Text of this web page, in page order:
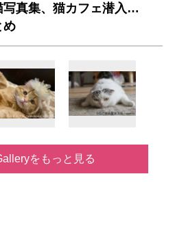
写真集、猫カフェ潜入…
め
をもっと見る